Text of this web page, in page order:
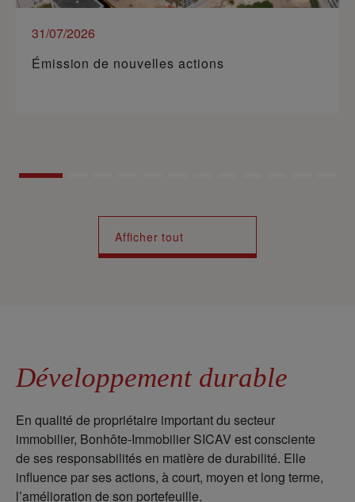
31/07/2026
Émission de nouvelles actions
Afficher tout
Développement durable
En qualité de propriétaire important du secteur
immobilier, Bonhôte-Immobilier SICAV est consciente
de ses responsabilités en matière de durabilité. Elle
influence par ses actions, à court, moyen et long terme,
l’amélioration de son portefeuille.